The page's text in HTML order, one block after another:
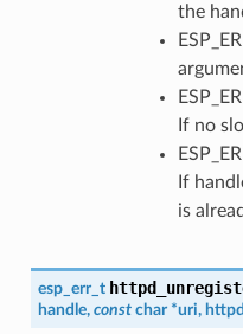
the
If no
If
is
esp_err_t
handle, const char *uri,